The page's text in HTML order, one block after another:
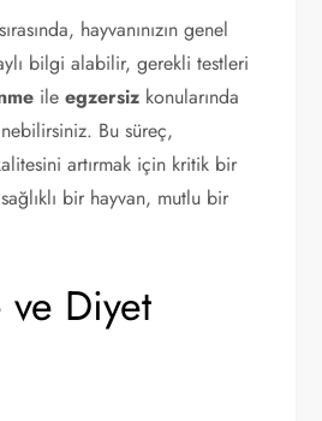
hayvanınızın genel
bilgi alabilir, gerekli testleri
ileegzersiz konularında
Bu süreç,
artırmak için kritik bir
bir hayvan, mutlu bir
ve Diyet